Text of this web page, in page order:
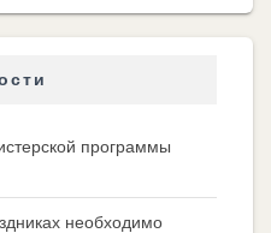
программы
необходимо